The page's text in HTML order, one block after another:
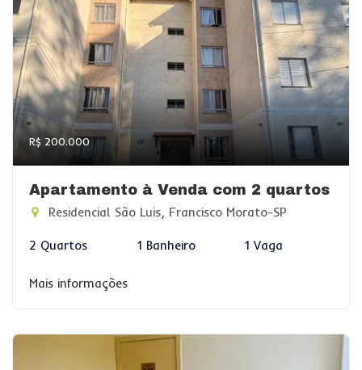
R$ 200.000
Apartamento à Venda com 2 quartos
Residencial São Luis, Francisco Morato-SP
2 Quartos 1 Banheiro 1 Vaga
Mais informações